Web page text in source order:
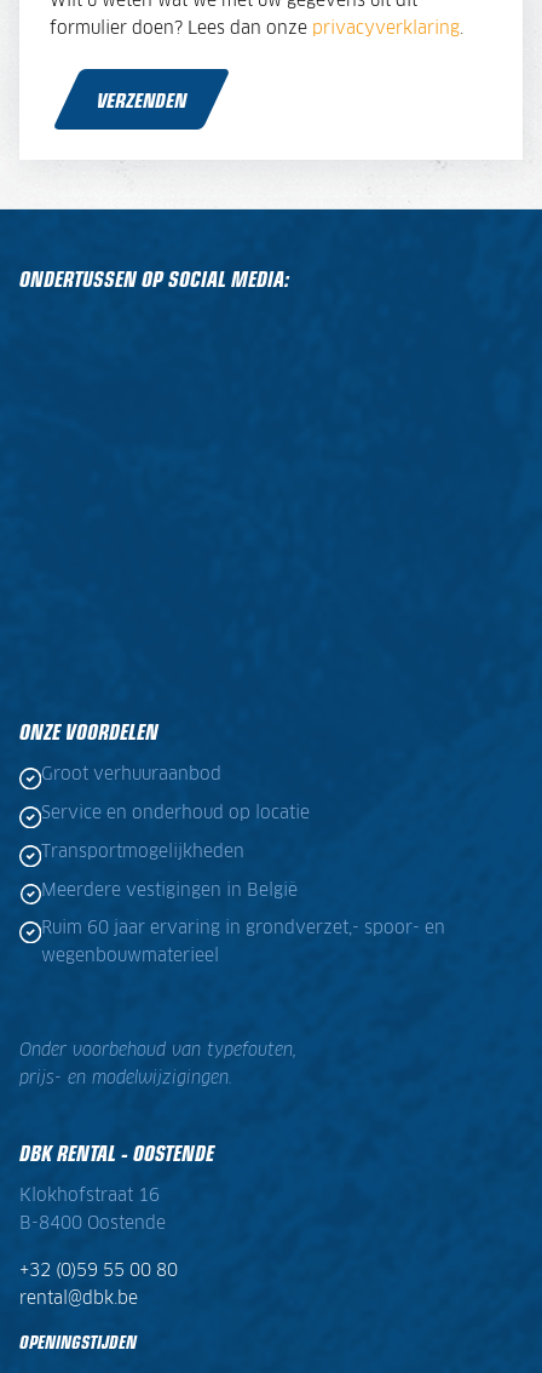
formulier doen? Lees dan onze privacyverklaring.
VERZENDEN
ONDERTUSSEN OP SOCIAL MEDIA:
ONZE VOORDELEN
Groot verhuuraanbod
Service en onderhoud op locatie
Transportmogelijkheden
Meerdere vestigingen in België
Ruim 60 jaar ervaring in grondverzet,- spoor- en
wegenbouwmaterieel
Onder voorbehoud van typefouten,
prijs- en modelwijzigingen.
DBK RENTAL - OOSTENDE
Klokhofstraat 16
B-8400 Oostende
+32 (0)59 55 00 80
rental@dbk.be
OPENINGSTIJDEN